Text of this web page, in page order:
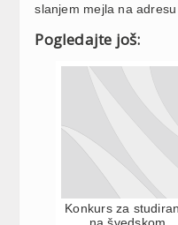
slanjem mejla na
Pogledajte još:
Konkurs za